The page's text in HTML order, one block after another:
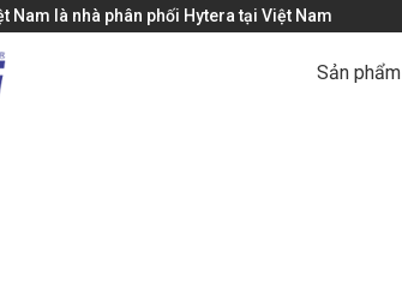
Nam là nhà phân phối Hytera tại Việt Nam
Sản phẩm